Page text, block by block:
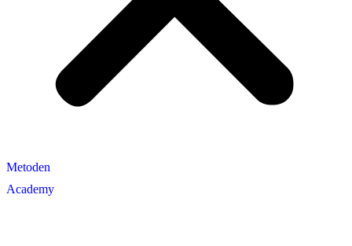
Metoden
Academy